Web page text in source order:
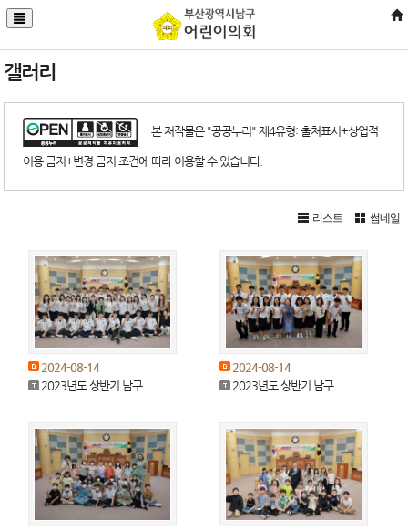
갤러리
본 저작물은 "공공누리" 제4유형: 출처표시+상업적
이용 금지+변경 금지 조건에 따라 이용할 수 있습니다.
리스트 썸네일
2024-08-14
2023년도 상반기 남구..
2024-08-14
2023년도 상반기 남구..